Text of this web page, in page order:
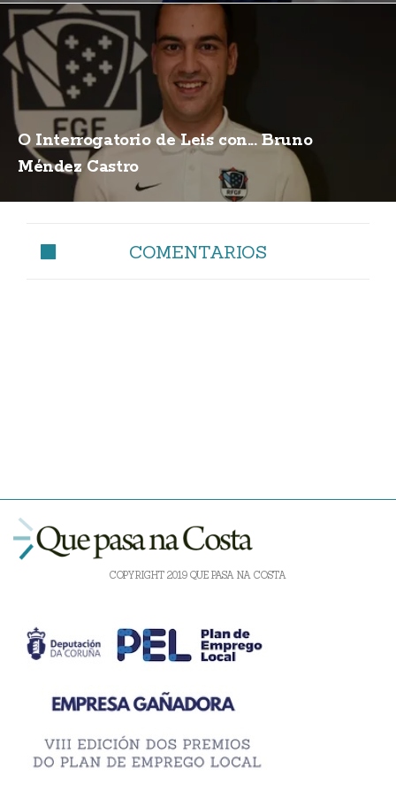
O Interrogatorio de Leis con... Bruno
Méndez Castro
COMENTARIOS
COPYRIGHT 2019 QUE PASA NA COSTA